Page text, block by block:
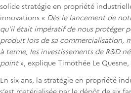
solide stratégie en propriété
innovations « Dès le lancement de
qu'il était impératif de nous protéger
produit lors de sa commercialisation,
à terme, les investissements de R&D
point », explique Timothée Le
En six ans, la stratégie en propriété
s’est matérialisée par le dépôt de six